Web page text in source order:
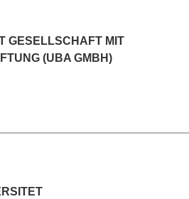
GESELLSCHAFT MIT
(UBA GMBH)